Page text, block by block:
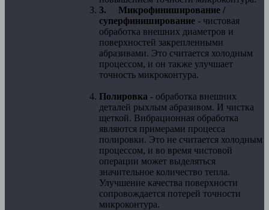
3. Микрофиниширование /
суперфиниширование- чистовая
обработка внешних диаметров и
поверхностей закрепленными
абразивами. Это считается холодным
процессом, и он также улучшает
точность микроконтура.
Полировка -обработка внешних
деталей рыхлым абразивом. И чистка
щеткой. Вибрационная обработка
являются примерами процесса
полировки. Это не считается холодным
процессом, и во время чистовой
операции может выделяться
значительное количество тепла.
Улучшение качества поверхности
сопровождается потерей точности
микроконтура.